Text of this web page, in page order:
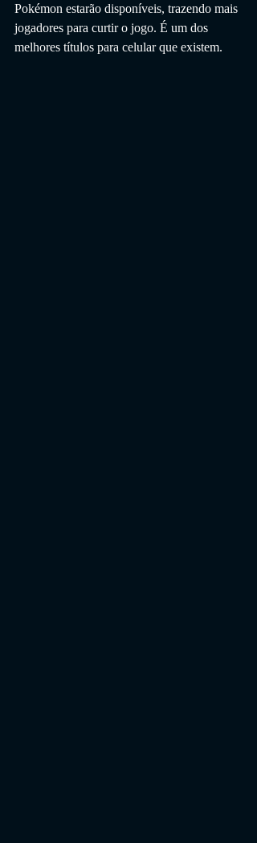
Pokémon estarão disponíveis, trazendo mais
jogadores para curtir o jogo. É um dos
melhores títulos para celular que existem.